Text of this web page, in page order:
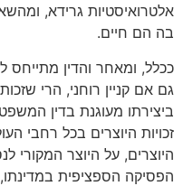
אלטרואיסטיות גרידא,
בה הם חיים.
ככלל, ומאחר והדין מתייחס
גם אם קניין רוחני, הרי
ביצירתו מעוגנת בדין
זכויות היוצרים בכל רחבי
היוצרים, על היוצר המקורי
הפסיקה הספציפית